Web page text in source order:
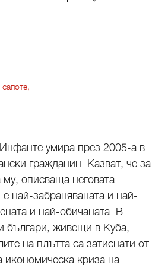
умира през 2005-а в
гражданин. Казват, че за
му, описваща неговата
най-забраняваната и най-
и най-обичаната. В
българи, живещи в Куба,
на плътта са затиснати от
икономическа криза на